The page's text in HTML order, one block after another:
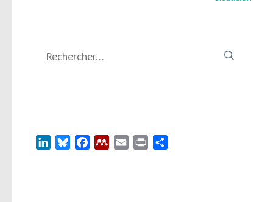
LinkedInBlueskyFacebookMendeley
Email Print